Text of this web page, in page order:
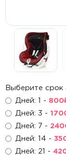
Горки,
Выберите срок
Дней: 1 - 800
Дней: 3 -
Дней: 7 -
Дней: 14 -
Дней: 21 -